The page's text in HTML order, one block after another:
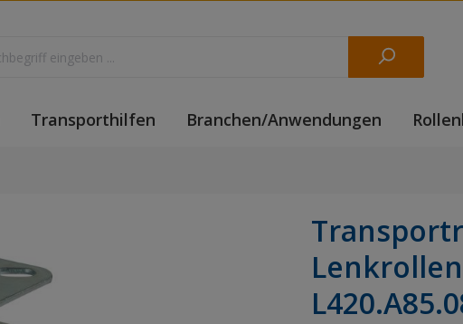
Transporthilfen Branchen/Anwendungen